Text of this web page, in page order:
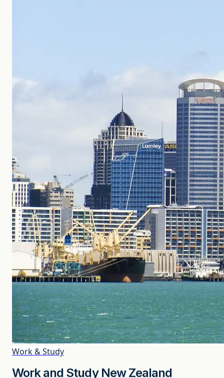
Nosotros
Contacto
+598 2623-0556 info@globalstudies.com.uy
Work & Study
Work and Study New Zealand